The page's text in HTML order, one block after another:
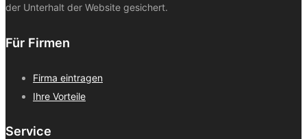
der Unterhalt der Website gesichert.
Für Firmen
Firma eintragen
Ihre Vorteile
Service